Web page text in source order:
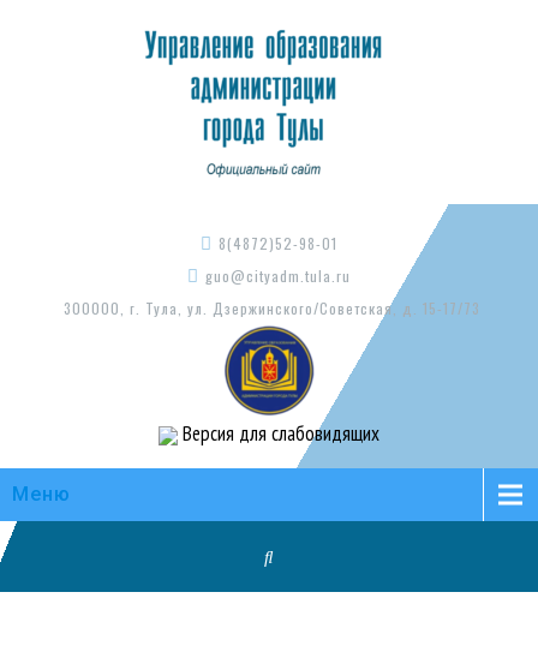
8(4872)52-98-01
guo@cityadm.tula.ru
300000, г. Тула, ул. Дзержинского/Советская, д. 15-17/73
Версия для слабовидящих
Меню